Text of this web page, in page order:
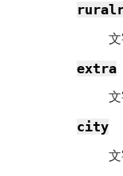
extra
city